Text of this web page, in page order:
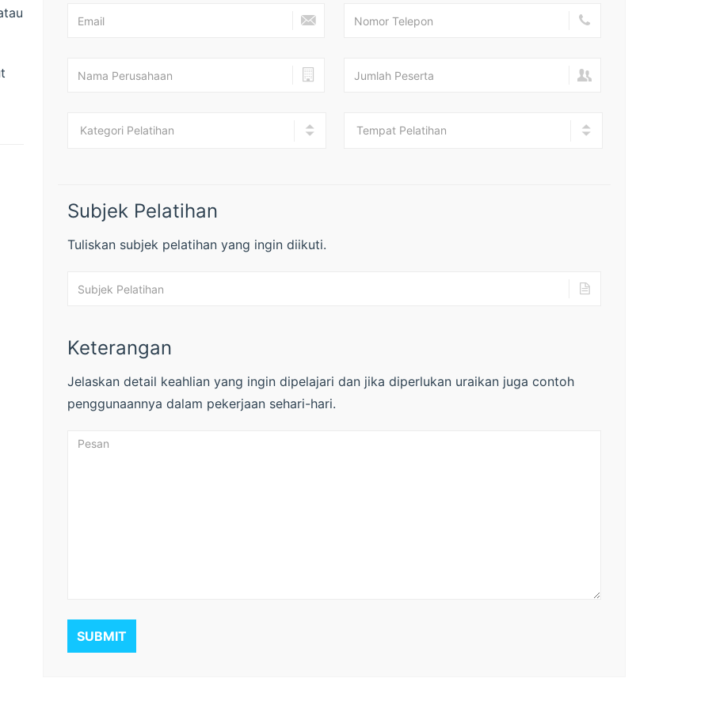
Subjek Pelatihan
Tuliskan subjek pelatihan yang ingin diikuti.
Keterangan
Jelaskan detail keahlian yang ingin dipelajari dan jika diperlukan uraikan juga contoh
penggunaannya dalam pekerjaan sehari-hari.
SUBMIT